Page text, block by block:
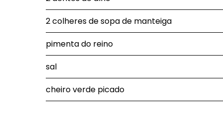
2 colheres de sopa de manteiga
pimenta do reino
sal
cheiro verde picado